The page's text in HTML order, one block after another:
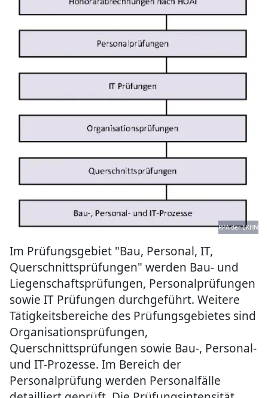
RPA der EKHN
Im Prüfungsgebiet "Bau, Personal, IT,
Querschnittsprüfungen" werden Bau- und
Liegenschaftsprüfungen, Personalprüfungen
sowie IT Prüfungen durchgeführt. Weitere
Tätigkeitsbereiche des Prüfungsgebietes sind
Organisationsprüfungen,
Querschnittsprüfungen sowie Bau-, Personal-
und IT-Prozesse. Im Bereich der
Personalprüfung werden Personalfälle